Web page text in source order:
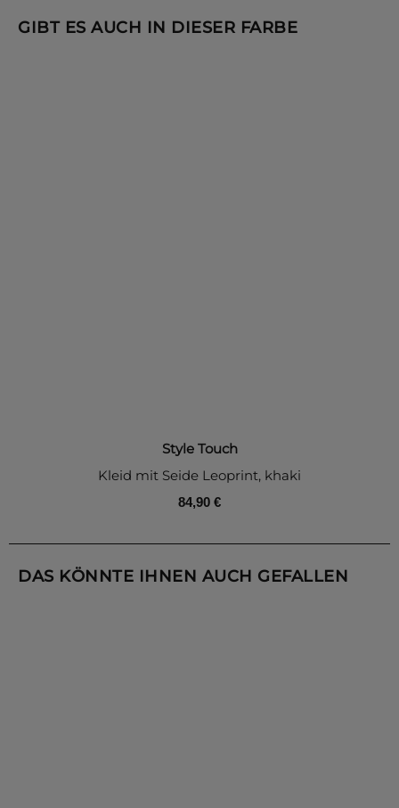
GIBT ES AUCH IN DIESER FARBE
Style Touch
Kleid mit Seide Leoprint, khaki
84,90 €
DAS KÖNNTE IHNEN AUCH GEFALLEN